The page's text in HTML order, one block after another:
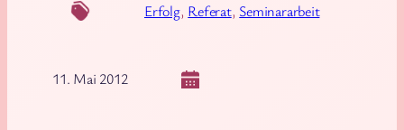
11. Mai 2012
Erfolg, Referat, Seminararbeit